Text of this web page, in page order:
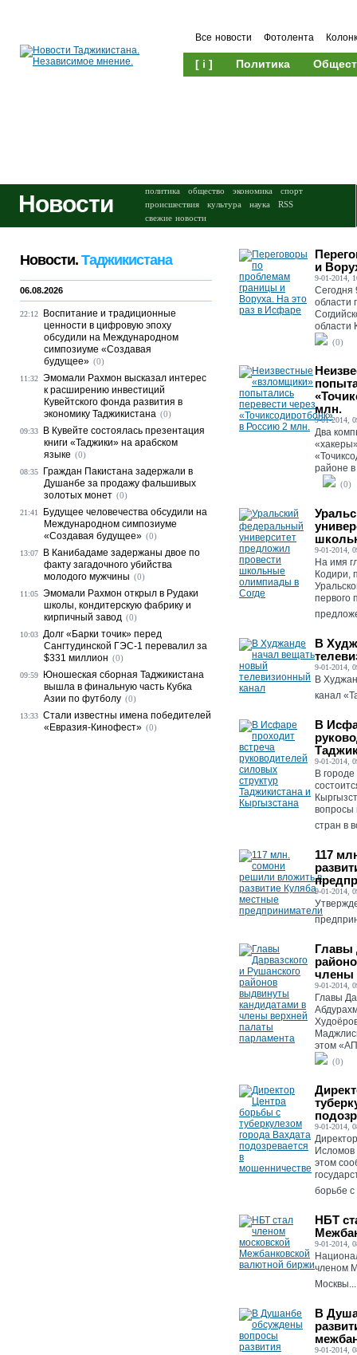
Все новости Фотолента
[ i ] Политика
Новости политика общество экономика
спорт
происшествия
культура наука
RSS
свежие новости
и
9-01-2014,
Сегодня
области
области
(0)
млн.
9-01-2014,
Два
районе
(0)
9-01-2014,
На имя
Кодири,
первого
В
9-01-2014,
В
канал
В
9-01-2014,
В
вопросы
стран в
117
9-01-2014,
Главы
члены
9-01-2014,
Главы
этом
(0)
9-01-2014,
Исломов
этом
борьбе с
НБТ
9-01-2014,
членом
В
9-01-2014,
Новости. Таджикистана
06.08.2026
22:12
Воспитание и традиционные
ценности в цифровую эпоху
обсудили на Международном
симпозиуме «Создавая
будущее» (0)
11:32 Эмомали Рахмон высказал интерес
к расширению инвестиций
Кувейтского фонда развития в
экономику Таджикистана (0)
09:33
В Кувейте состоялась презентация
книги «Таджики» на арабском
языке (0)
08:35
Граждан Пакистана задержали в
Душанбе за продажу фальшивых
золотых монет (0)
21:41
Будущее человечества обсудили на
Международном симпозиуме
«Создавая будущее» (0)
13:07
В Канибадаме задержаны двое по
факту загадочного убийства
молодого мужчины (0)
11:05 Эмомали Рахмон открыл в Рудаки
школы, кондитерскую фабрику и
кирпичный завод (0)
10:03 Долг «Барки точик» перед
Сангтудинской ГЭС-1 перевалил за
$331 миллион (0)
09:59
Юношеская сборная Таджикистана
вышла в финальную часть Кубка
Азии по футболу (0)
13:33 Стали известны имена победителей
«Евразия-Кинофест» (0)